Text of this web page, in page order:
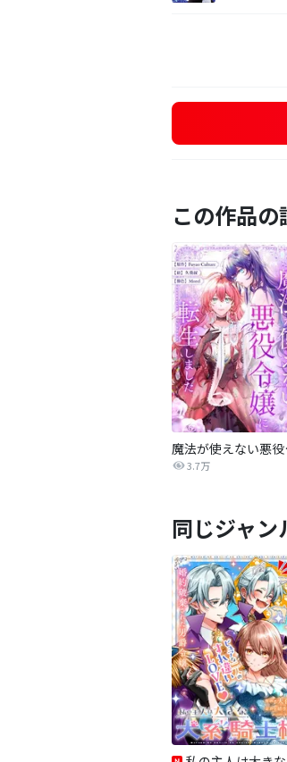
この作品
魔法
3.7万
同じジャ